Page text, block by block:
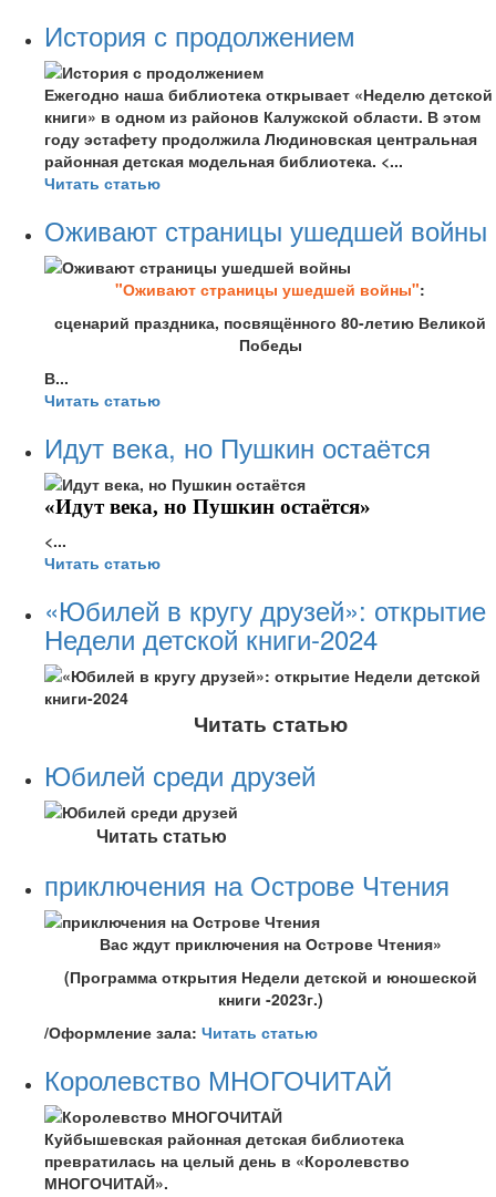
История с продолжением
Ежегодно наша библиотека открывает «Неделю детской
книги» в одном из районов Калужской области. В этом
году эстафету продолжила Людиновская центральная
районная детская модельная библиотека. <...
Читать статью
Оживают страницы ушедшей войны
"Оживают страницы ушедшей войны":
сценарий праздника, посвящённого 80-летию Великой
Победы
В...
Читать статью
Идут века, но Пушкин остаётся
«Идут века, но Пушкин остаётся»
<...
Читать статью
«Юбилей в кругу друзей»: открытие
Недели детской книги-2024
Читать статью
Юбилей среди друзей
Читать статью
приключения на Острове Чтения
Вас ждут приключения на Острове Чтения»
(Программа открытия Недели детской и юношеской
книги -2023г.)
/Оформление зала: Читать статью
Королевство МНОГОЧИТАЙ
Куйбышевская районная детская библиотека
превратилась на целый день в «Королевство
МНОГОЧИТАЙ».